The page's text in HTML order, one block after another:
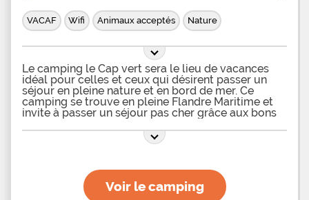
VACAF Wifi Animaux acceptés Nature
Le camping le Cap vert sera le lieu de vacances
idéal pour celles et ceux qui désirent passer un
séjour en pleine nature et en bord de mer. Ce
camping se trouve en pleine Flandre Maritime et
invite à passer un séjour pas cher grâce aux bons
membre de la famille aura la possibilité de
pratiquer diverses activités au sein du camping.
leur disposition une aire de ,jeux sur laquelle se
trouve une structure avec trois toboggans. Les
plus jeunes, grâce à cette aire de jeux, pourront
Voir le camping